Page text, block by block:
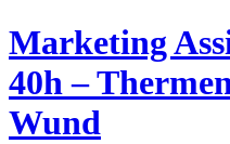
Marketing
40h –
Wund